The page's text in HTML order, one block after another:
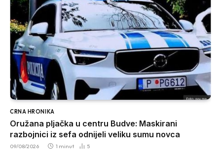
CRNA HRONIKA
Oružana pljačka u centru Budve: Maskirani
razbojnici iz sefa odnijeli veliku sumu novca
09/08/2026 1 minut 5